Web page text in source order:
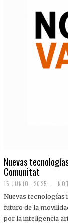
Nuevas
Comunitat
15 JUNIO, 2025
Nuevas tecnologías
futuro de la
por la inteligencia